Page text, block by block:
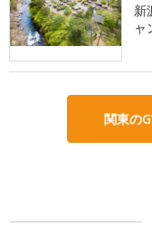
新
ャ
関東の